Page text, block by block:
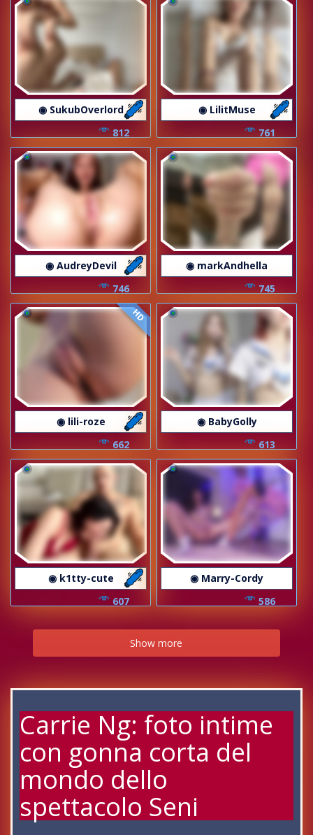
◉ SukubOverlord
812
◉ LilitMuse
761
◉ AudreyDevil
746
◉ markAndhella
745
HD
◉ lili-roze
662
◉ BabyGolly
613
◉ k1tty-cute
607
◉ Marry-Cordy
586
Show more
Carrie Ng: foto intime
con gonna corta del
mondo dello
spettacolo Seni